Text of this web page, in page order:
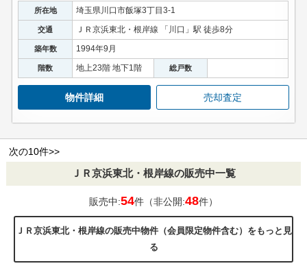
所在地 埼玉県川口市飯塚3丁目3-1
交通 ＪＲ京浜東北・根岸線 「川口」駅 徒歩8分
築年数 1994年9月
階数 地上23階 地下1階 総戸数
物件詳細 売却査定
次の10件>>
ＪＲ京浜東北・根岸線の販売中一覧
販売中:54件（非公開:48件）
ＪＲ京浜東北・根岸線の販売中物件（会員限定物件含む）をもっと見
る